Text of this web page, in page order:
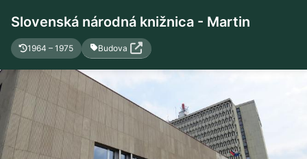
Slovenská národná knižnica - Martin
1964 – 1975 Budova